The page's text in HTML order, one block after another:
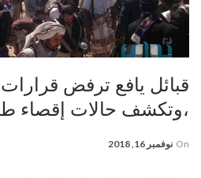
قبائل يافع ترفض
،وتكشف حالات إقصاء
On نوفمبر 16, 2018